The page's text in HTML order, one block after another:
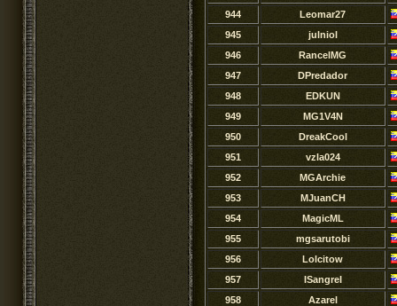
944
Leomar27
945
julniol
946
RancelMG
947
DPredador
948
EDKUN
949
MG1V4N
950
DreakCool
951
vzla024
952
MGArchie
953
MJuanCH
954
MagicML
955
mgsarutobi
956
Lolcitow
957
ISangreI
958
Azarel